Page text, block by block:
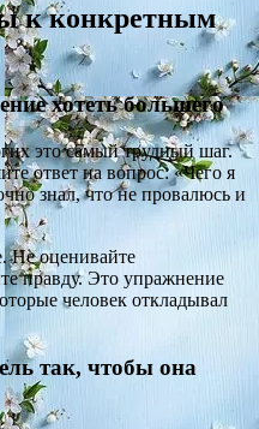
к конкретным
хотеть большего
это самый трудный шаг.
ответ на вопрос: «Чего я
знал, что не провалюсь и
Не оценивайте
правду. Это упражнение
человек откладывал
так, чтобы она